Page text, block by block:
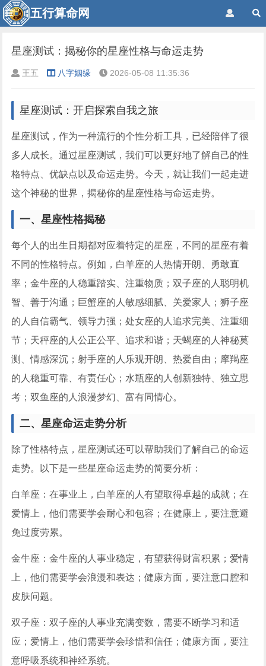
五行算命网
星座测试：揭秘你的星座性格与命运走势
王五 八字姻缘 2026-05-08 11:35:36
星座测试：开启探索自我之旅
星座测试，作为一种流行的个性分析工具，已经陪伴了很
多人成长。通过星座测试，我们可以更好地了解自己的性
格特点、优缺点以及命运走势。今天，就让我们一起走进
这个神秘的世界，揭秘你的星座性格与命运走势。
一、星座性格揭秘
每个人的出生日期都对应着特定的星座，不同的星座有着
不同的性格特点。例如，白羊座的人热情开朗、勇敢直
率；金牛座的人稳重踏实、注重物质；双子座的人聪明机
智、善于沟通；巨蟹座的人敏感细腻、关爱家人；狮子座
的人自信霸气、领导力强；处女座的人追求完美、注重细
节；天秤座的人公正公平、追求和谐；天蝎座的人神秘莫
测、情感深沉；射手座的人乐观开朗、热爱自由；摩羯座
的人稳重可靠、有责任心；水瓶座的人创新独特、独立思
考；双鱼座的人浪漫梦幻、富有同情心。
二、星座命运走势分析
除了性格特点，星座测试还可以帮助我们了解自己的命运
走势。以下是一些星座命运走势的简要分析：
白羊座：在事业上，白羊座的人有望取得卓越的成就；在
爱情上，他们需要学会耐心和包容；在健康上，要注意避
免过度劳累。
金牛座：金牛座的人事业稳定，有望获得财富积累；爱情
上，他们需要学会浪漫和表达；健康方面，要注意口腔和
皮肤问题。
双子座：双子座的人事业充满变数，需要不断学习和适
应；爱情上，他们需要学会珍惜和信任；健康方面，要注
意呼吸系统和神经系统。